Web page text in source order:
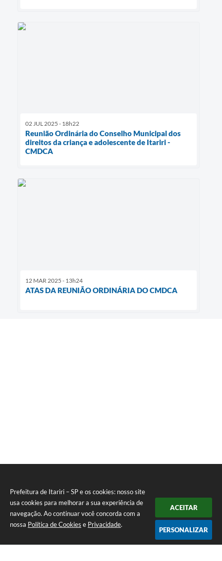
Prefeitura de Itariri – SP e os cookies: nosso site
usa cookies para melhorar a sua experiência de
navegação. Ao continuar você concorda com a
nossa Política de Cookies e Privacidade.
ACEITAR
PERSONALIZAR
02 JUL 2025 - 18h22
Reunião Ordinária do Conselho Municipal dos
direitos da criança e adolescente de Itariri -
CMDCA
12 MAR 2025 - 13h24
ATAS DA REUNIÃO ORDINÁRIA DO CMDCA